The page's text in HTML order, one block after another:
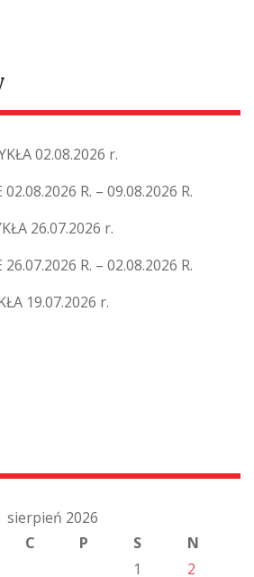
02.08.2026 r.
R. – 09.08.2026 R.
26.07.2026 r.
R. – 02.08.2026 R.
19.07.2026 r.
sierpień 2026
C P S
N
1
2